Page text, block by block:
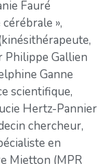
Fauré
»,
Philippe Gallien
Ganne
scientifique,
Hertz-Pannier
chercheur,
en
Mietton (MPR